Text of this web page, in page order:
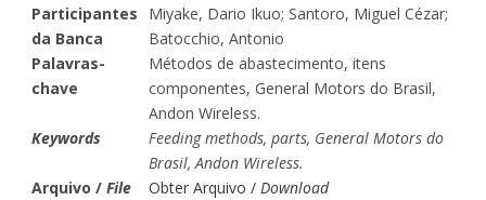
Participantes
da Banca
Miyake, Dario Ikuo; Santoro, Miguel Cézar;
Batocchio, Antonio
Palavras-
chave
Métodos de abastecimento, itens
componentes, General Motors do Brasil,
Andon Wireless.
Keywords
Feeding methods, parts, General Motors do
Brasil, Andon Wireless.
Arquivo / File Obter Arquivo / Download